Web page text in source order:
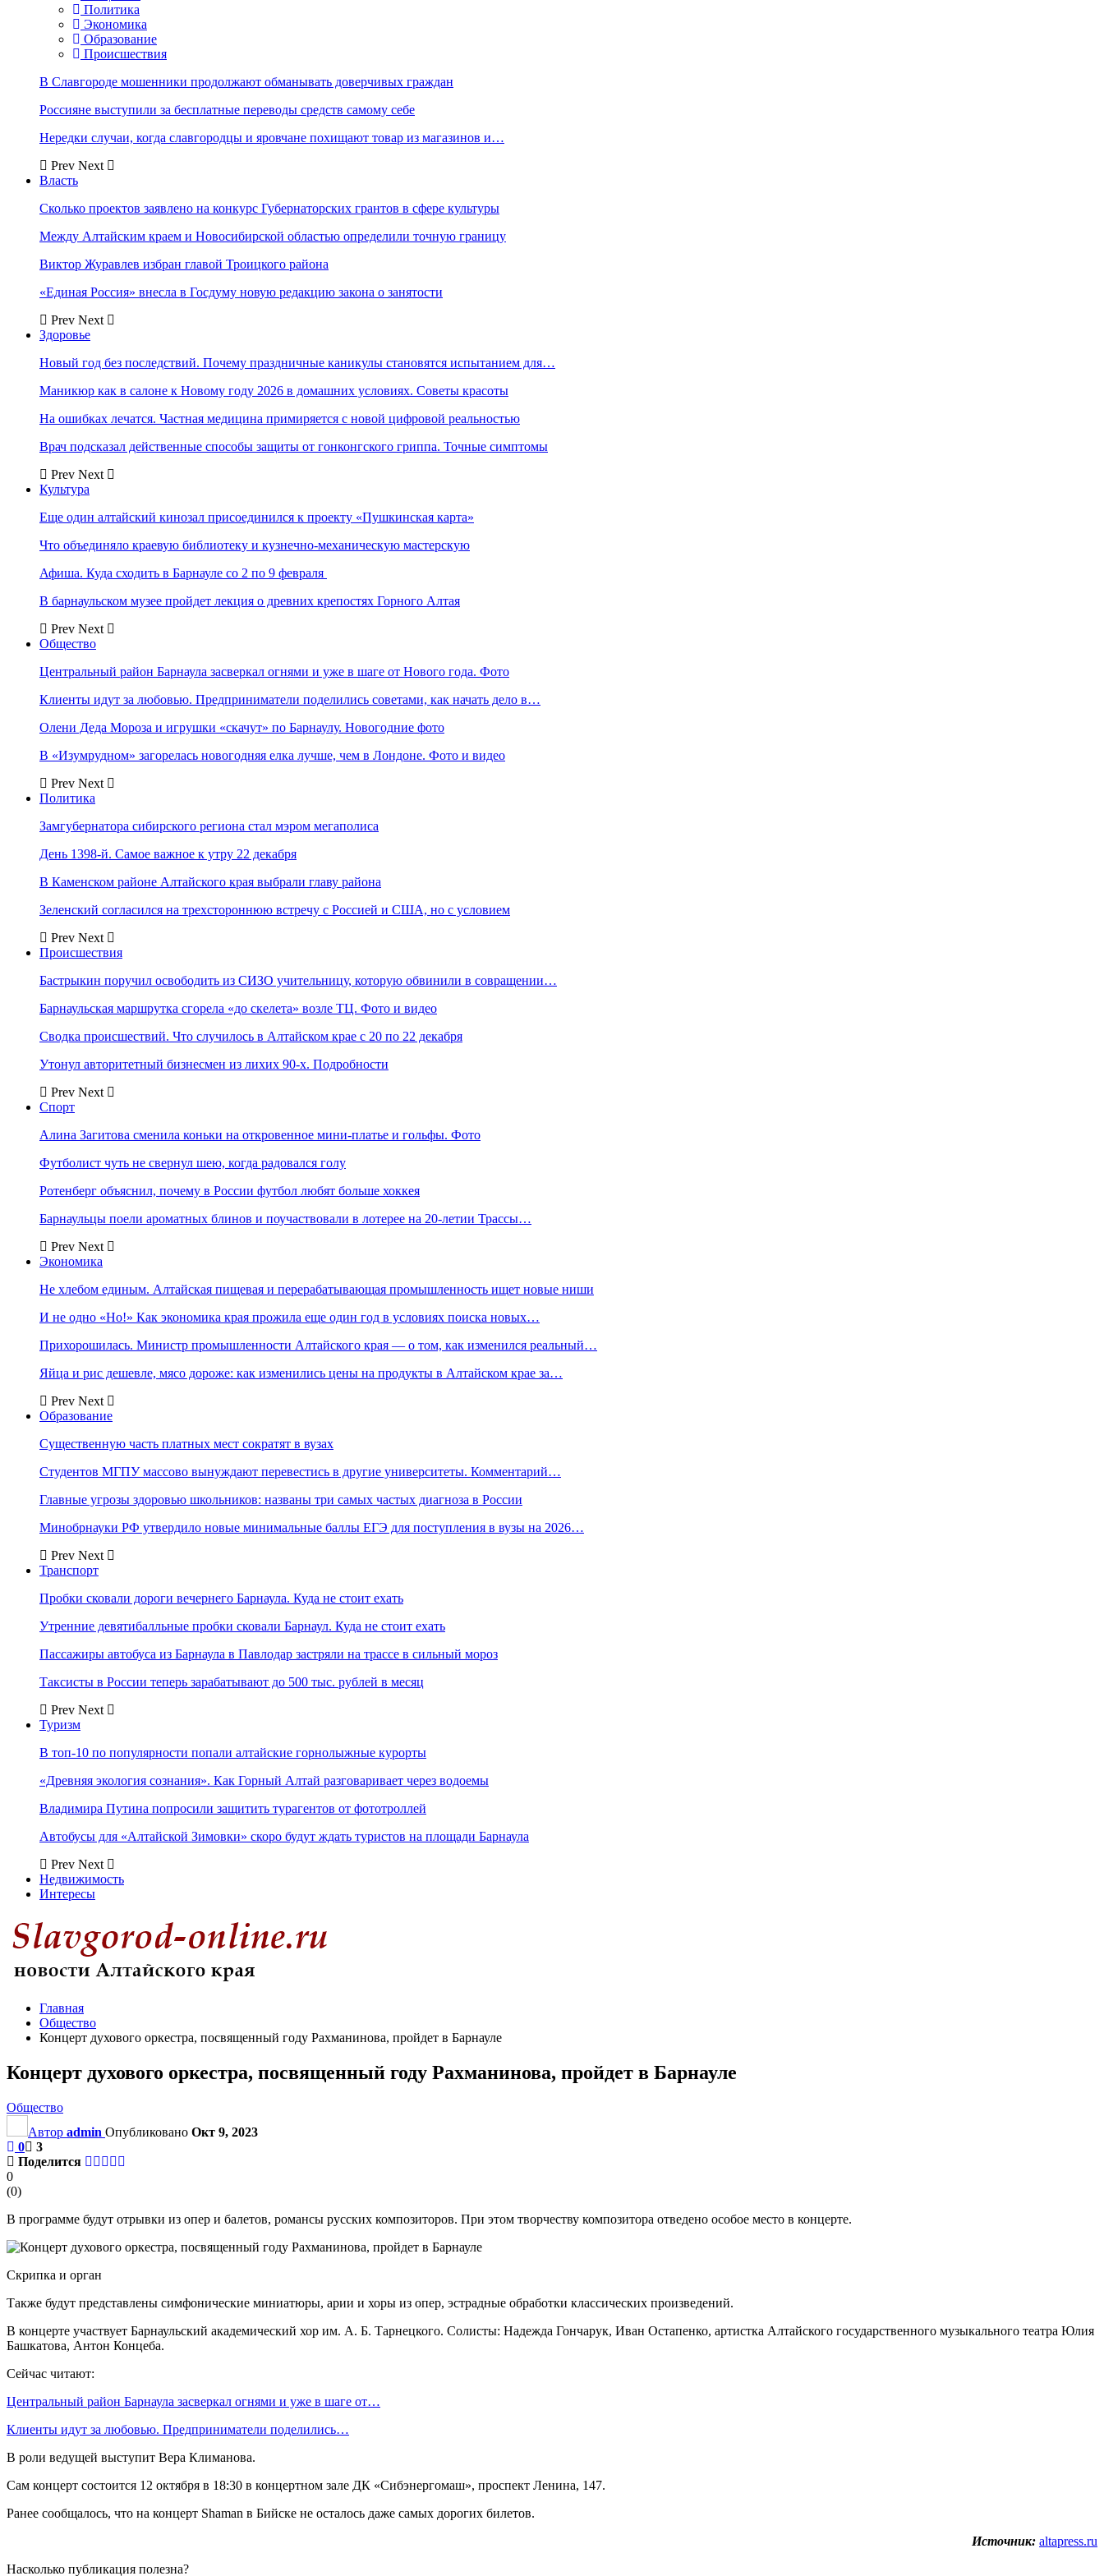
Политика
Экономика
Образование
Происшествия
В Славгороде мошенники продолжают обманывать доверчивых граждан
Россияне выступили за бесплатные переводы средств самому себе
Нередки случаи, когда славгородцы и яровчане похищают товар из магазинов и…
Prev Next
Власть
Сколько проектов заявлено на конкурс Губернаторских грантов в сфере культуры
Между Алтайским краем и Новосибирской областью определили точную границу
Виктор Журавлев избран главой Троицкого района
«Единая Россия» внесла в Госдуму новую редакцию закона о занятости
Prev Next
Здоровье
Новый год без последствий. Почему праздничные каникулы становятся испытанием для…
Маникюр как в салоне к Новому году 2026 в домашних условиях. Советы красоты
На ошибках лечатся. Частная медицина примиряется с новой цифровой реальностью
Врач подсказал действенные способы защиты от гонконгского гриппа. Точные симптомы
Prev Next
Культура
Еще один алтайский кинозал присоединился к проекту «Пушкинская карта»
Что объединяло краевую библиотеку и кузнечно-механическую мастерскую
Афиша. Куда сходить в Барнауле со 2 по 9 февраля
В барнаульском музее пройдет лекция о древних крепостях Горного Алтая
Prev Next
Общество
Центральный район Барнаула засверкал огнями и уже в шаге от Нового года. Фото
Клиенты идут за любовью. Предприниматели поделились советами, как начать дело в…
Олени Деда Мороза и игрушки «скачут» по Барнаулу. Новогодние фото
В «Изумрудном» загорелась новогодняя елка лучше, чем в Лондоне. Фото и видео
Prev Next
Политика
Замгубернатора сибирского региона стал мэром мегаполиса
День 1398-й. Самое важное к утру 22 декабря
В Каменском районе Алтайского края выбрали главу района
Зеленский согласился на трехстороннюю встречу с Россией и США, но с условием
Prev Next
Происшествия
Бастрыкин поручил освободить из СИЗО учительницу, которую обвинили в совращении…
Барнаульская маршрутка сгорела «до скелета» возле ТЦ. Фото и видео
Сводка происшествий. Что случилось в Алтайском крае с 20 по 22 декабря
Утонул авторитетный бизнесмен из лихих 90-х. Подробности
Prev Next
Спорт
Алина Загитова сменила коньки на откровенное мини-платье и гольфы. Фото
Футболист чуть не свернул шею, когда радовался голу
Ротенберг объяснил, почему в России футбол любят больше хоккея
Барнаульцы поели ароматных блинов и поучаствовали в лотерее на 20-летии Трассы…
Prev Next
Экономика
Не хлебом единым. Алтайская пищевая и перерабатывающая промышленность ищет новые ниши
И не одно «Но!» Как экономика края прожила еще один год в условиях поиска новых…
Прихорошилась. Министр промышленности Алтайского края — о том, как изменился реальный…
Яйца и рис дешевле, мясо дороже: как изменились цены на продукты в Алтайском крае за…
Prev Next
Образование
Существенную часть платных мест сократят в вузах
Студентов МГПУ массово вынуждают перевестись в другие университеты. Комментарий…
Главные угрозы здоровью школьников: названы три самых частых диагноза в России
Минобрнауки РФ утвердило новые минимальные баллы ЕГЭ для поступления в вузы на 2026…
Prev Next
Транспорт
Пробки сковали дороги вечернего Барнаула. Куда не стоит ехать
Утренние девятибалльные пробки сковали Барнаул. Куда не стоит ехать
Пассажиры автобуса из Барнаула в Павлодар застряли на трассе в сильный мороз
Таксисты в России теперь зарабатывают до 500 тыс. рублей в месяц
Prev Next
Туризм
В топ-10 по популярности попали алтайские горнолыжные курорты
«Древняя экология сознания». Как Горный Алтай разговаривает через водоемы
Владимира Путина попросили защитить турагентов от фототроллей
Автобусы для «Алтайской Зимовки» скоро будут ждать туристов на площади Барнаула
Prev Next
Недвижимость
Интересы
Главная
Общество
Концерт духового оркестра, посвященный году Рахманинова, пройдет в Барнауле
Концерт духового оркестра, посвященный году Рахманинова, пройдет в Барнауле
Общество
Автор admin Опубликовано Окт 9, 2023
0
3
Поделится
0
(0)
В программе будут отрывки из опер и балетов, романсы русских композиторов. При этом творчеству композитора отведено особое место в концерте.
Скрипка и орган
Также будут представлены симфонические миниатюры, арии и хоры из опер, эстрадные обработки классических произведений.
В концерте участвует Барнаульский академический хор им. А. Б. Тарнецкого. Солисты: Надежда Гончарук, Иван Остапенко, артистка Алтайского государственного музыкального театра Юлия
Башкатова, Антон Концеба.
Сейчас читают:
Центральный район Барнаула засверкал огнями и уже в шаге от…
Клиенты идут за любовью. Предприниматели поделились…
В роли ведущей выступит Вера Климанова.
Сам концерт состоится 12 октября в 18:30 в концертном зале ДК «Сибэнергомаш», проспект Ленина, 147.
Ранее сообщалось, что на концерт Shaman в Бийске не осталось даже самых дорогих билетов.
Источник: altapress.ru
Насколько публикация полезна?